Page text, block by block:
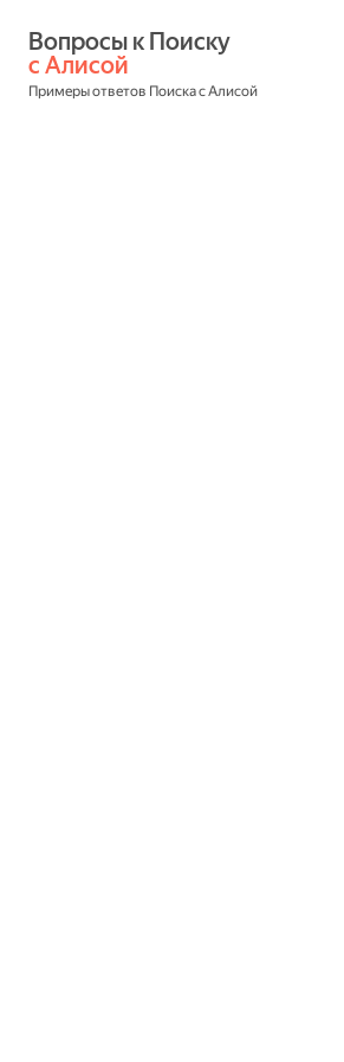
с Алисой
Примеры ответов Поиска с Алисой